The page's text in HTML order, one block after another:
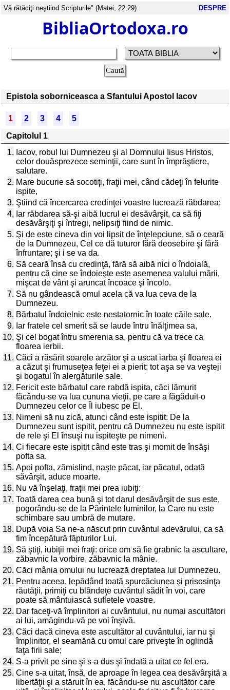
Vă rătăciţi neştiind Scripturile" (Matei, 22,29) DESPRE
BibliaOrtodoxa.ro
Epistola soborniceasca a Sfantului Apostol Iacov
1 2 3 4
5
Capitolul 1
1. Iacov, robul lui Dumnezeu şi al Domnului Iisus Hristos,
celor douăsprezece seminţii, care sunt în împrăştiere,
salutare.
2. Mare bucurie să socotiţi, fraţii mei, când cădeţi în felurite
ispite,
3. Ştiind că încercarea credinţei voastre lucrează răbdarea;
4. Iar răbdarea să-şi aibă lucrul ei desăvârşit, ca să fiţi
desăvârşiţi şi întregi, nelipsiţi fiind de nimic.
5. Şi de este cineva din voi lipsit de înţelepciune, să o ceară
de la Dumnezeu, Cel ce dă tuturor fără deosebire şi fără
înfruntare; şi i se va da.
6. Să ceară însă cu credinţă, fără să aibă nici o îndoială,
pentru că cine se îndoieşte este asemenea valului mării,
mişcat de vânt şi aruncat încoace şi încolo.
7. Să nu gândească omul acela că va lua ceva de la
Dumnezeu.
8. Bărbatul îndoielnic este nestatornic în toate căile sale.
9. Iar fratele cel smerit să se laude întru înălţimea sa,
10. Şi cel bogat întru smerenia sa, pentru că va trece ca
floarea ierbii.
11. Căci a răsărit soarele arzător şi a uscat iarba şi floarea ei
a căzut şi frumuseţea feţei ei a pierit; tot aşa se va veşteji
şi bogatul în alergăturile sale.
12. Fericit este bărbatul care rabdă ispita, căci lămurit
făcându-se va lua cununa vieţii, pe care a făgăduit-o
Dumnezeu celor ce Îl iubesc pe El.
13. Nimeni să nu zică, atunci când este ispitit: De la
Dumnezeu sunt ispitit, pentru că Dumnezeu nu este ispitit
de rele şi El însuşi nu ispiteşte pe nimeni.
14. Ci fiecare este ispitit când este tras şi momit de însăşi
pofta sa.
15. Apoi pofta, zămislind, naşte păcat, iar păcatul, odată
săvârşit, aduce moarte.
16. Nu vă înşelaţi, fraţii mei prea iubiţi:
17. Toată darea cea bună şi tot darul desăvârşit de sus este,
pogorându-se de la Părintele luminilor, la Care nu este
schimbare sau umbră de mutare.
18. După voia Sa ne-a născut prin cuvântul adevărului, ca să
fim începătură făpturilor Lui.
19. Să ştiţi, iubiţii mei fraţi: orice om să fie grabnic la ascultare,
zăbavnic la vorbire, zăbavnic la mânie.
20. Căci mânia omului nu lucrează dreptatea lui Dumnezeu.
21. Pentru aceea, lepădând toată spurcăciunea şi prisosinţa
răutăţii, primiţi cu blândeţe cuvântul sădit în voi, care
poate să mântuiască sufletele voastre.
22. Dar faceţi-vă împlinitori ai cuvântului, nu numai ascultători
ai lui, amăgindu-vă pe voi înşivă.
23. Căci dacă cineva este ascultător al cuvântului, iar nu şi
împlinitor, el seamănă cu omul care priveşte în oglindă
faţa firii sale;
24. S-a privit pe sine şi s-a dus şi îndată a uitat ce fel era.
25. Cine s-a uitat, însă, de aproape în legea cea desăvârşită a
libertăţii şi a stăruit în ea, făcându-se nu ascultător care